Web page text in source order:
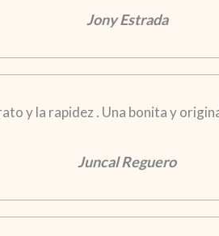
Jony Estrada
y la rapidez . Una bonita y
Juncal Reguero